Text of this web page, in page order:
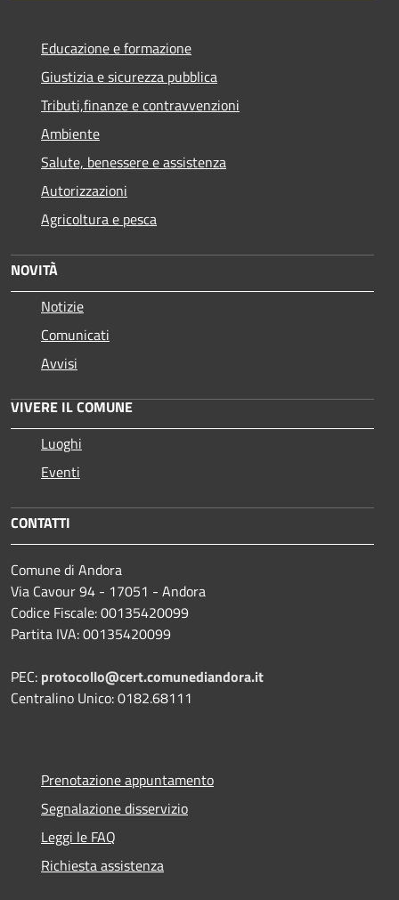
Educazione e formazione
Giustizia e sicurezza pubblica
Tributi,finanze e contravvenzioni
Ambiente
Salute, benessere e assistenza
Autorizzazioni
Agricoltura e pesca
NOVITÀ
Notizie
Comunicati
Avvisi
VIVERE IL COMUNE
Luoghi
Eventi
CONTATTI
Comune di Andora
Via Cavour 94 - 17051 - Andora
Codice Fiscale: 00135420099
Partita IVA: 00135420099
PEC: protocollo@cert.comunediandora.it
Centralino Unico: 0182.68111
Prenotazione appuntamento
Segnalazione disservizio
Leggi le FAQ
Richiesta assistenza